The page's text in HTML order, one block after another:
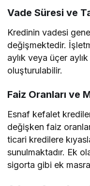
Vade Süresi ve
Kredinin vadesi
değişmektedir.
aylık veya üçer
oluşturulabilir.
Faiz Oranları ve
Esnaf kefalet
değişken faiz
ticari kredilere
sunulmaktadır. Ek
sigorta gibi ek